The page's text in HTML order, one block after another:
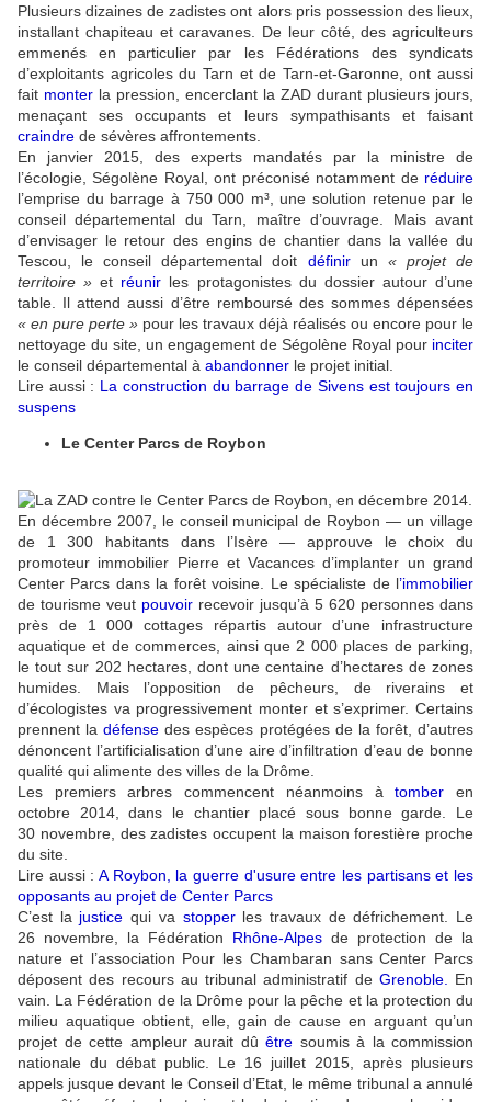
Plusieurs dizaines de zadistes ont alors pris possession des lieux,
installant chapiteau et caravanes. De leur côté, des agriculteurs
emmenés en particulier par les Fédérations des syndicats
d’exploitants agricoles du Tarn et de Tarn-et-Garonne, ont aussi
fait monter la pression, encerclant la ZAD durant plusieurs jours,
menaçant ses occupants et leurs sympathisants et faisant
craindre de sévères affrontements.
En janvier 2015, des experts mandatés par la ministre de
l’écologie, Ségolène Royal, ont préconisé notamment de réduire
l’emprise du barrage à 750 000 m³, une solution retenue par le
conseil départemental du Tarn, maître d’ouvrage. Mais avant
d’envisager le retour des engins de chantier dans la vallée du
Tescou, le conseil départemental doit
définirun « projet de
territoire » et réunir les protagonistes du dossier autour d’une
table. Il attend aussi d’être remboursé des sommes dépensées
« en pure perte » pour les travaux déjà réalisés ou encore pour le
nettoyage du site, un engagement de Ségolène Royal pour inciter
le conseil départemental à abandonner le projet initial.
Lire aussi : La construction du barrage de Sivens est toujours en
suspens
Le Center Parcs de Roybon
En décembre 2007, le conseil municipal de Roybon — un village
de 1 300 habitants dans l’Isère — approuve le choix du
promoteur immobilier Pierre et Vacances d’implanter un grand
Center Parcs dans la forêt voisine. Le spécialiste de l’immobilier
de tourisme veut pouvoir recevoir jusqu’à 5 620 personnes dans
près de 1 000 cottages répartis autour d’une infrastructure
aquatique et de commerces, ainsi que 2 000 places de parking,
le tout sur 202 hectares, dont une centaine d’hectares de zones
humides. Mais l’opposition de pêcheurs, de riverains et
d’écologistes va progressivement monter et s’exprimer. Certains
prennent ladéfense des espèces protégées de la forêt, d’autres
dénoncent l’artificialisation d’une aire d’infiltration d’eau de bonne
qualité qui alimente des villes de la Drôme.
Les premiers arbres commencent néanmoins àtomber en
octobre 2014, dans le chantier placé sous bonne garde. Le
30 novembre, des zadistes occupent la maison forestière proche
du site.
Lire aussi : A Roybon, la guerre d'usure entre les partisans et les
opposants au projet de Center Parcs
C’est la justice qui va stopper les travaux de défrichement. Le
26 novembre, la Fédération Rhône-Alpes de protection de la
nature et l’association Pour les Chambaran sans Center Parcs
déposent des recours au tribunal administratif de Grenoble.
En
vain. La Fédération de la Drôme pour la pêche et la protection du
milieu aquatique obtient, elle, gain de cause en arguant qu’un
projet de cette ampleur aurait dû être soumis à la commission
nationale du débat public. Le 16 juillet 2015, après plusieurs
appels jusque devant le Conseil d’Etat, le même tribunal a annulé